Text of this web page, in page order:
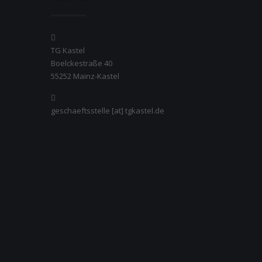
TG Kastel
Boelckestraße 40
55252 Mainz-Kastel
geschaeftsstelle [at] tgkastel.de